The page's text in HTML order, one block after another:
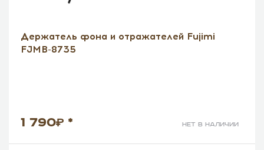
Держатель фона и отражателей Fujimi
FJMB-8735
1 790 * нет в наличии